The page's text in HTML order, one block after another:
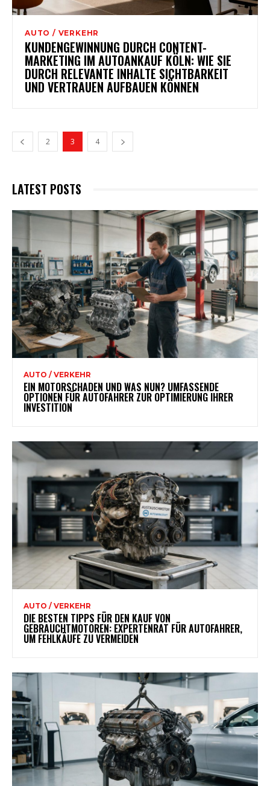
AUTO / VERKEHR
KUNDENGEWINNUNG DURCH CONTENT-
MARKETING IM AUTOANKAUF KÖLN: WIE SIE
DURCH RELEVANTE INHALTE SICHTBARKEIT
UND VERTRAUEN AUFBAUEN KÖNNEN
2 3 4
LATEST POSTS
AUTO / VERKEHR
EIN MOTORSCHADEN UND WAS NUN? UMFASSENDE
OPTIONEN FÜR AUTOFAHRER ZUR OPTIMIERUNG IHRER
INVESTITION
AUTO / VERKEHR
DIE BESTEN TIPPS FÜR DEN KAUF VON
GEBRAUCHTMOTOREN: EXPERTENRAT FÜR AUTOFAHRER,
UM FEHLKÄUFE ZU VERMEIDEN